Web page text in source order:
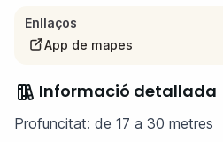
Enllaços
App de mapes
Informació detallada
Profuncitat: de 17 a 30 metres